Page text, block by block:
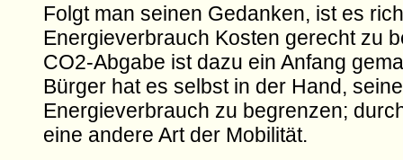
Folgt man seinen Gedanken, ist es
Energieverbrauch Kosten gerecht zu
CO2-Abgabe ist dazu ein Anfang
Bürger hat es selbst in der Hand,
Energieverbrauch zu begrenzen;
eine andere Art der Mobilität.